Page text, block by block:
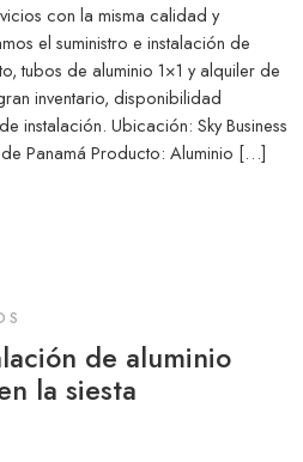
con la misma calidad y
el suministro e instalación de
tubos de aluminio 1×1 y alquiler de
inventario, disponibilidad
instalación. Ubicación: Sky Business
Panamá Producto: Aluminio […]
de aluminio
la siesta